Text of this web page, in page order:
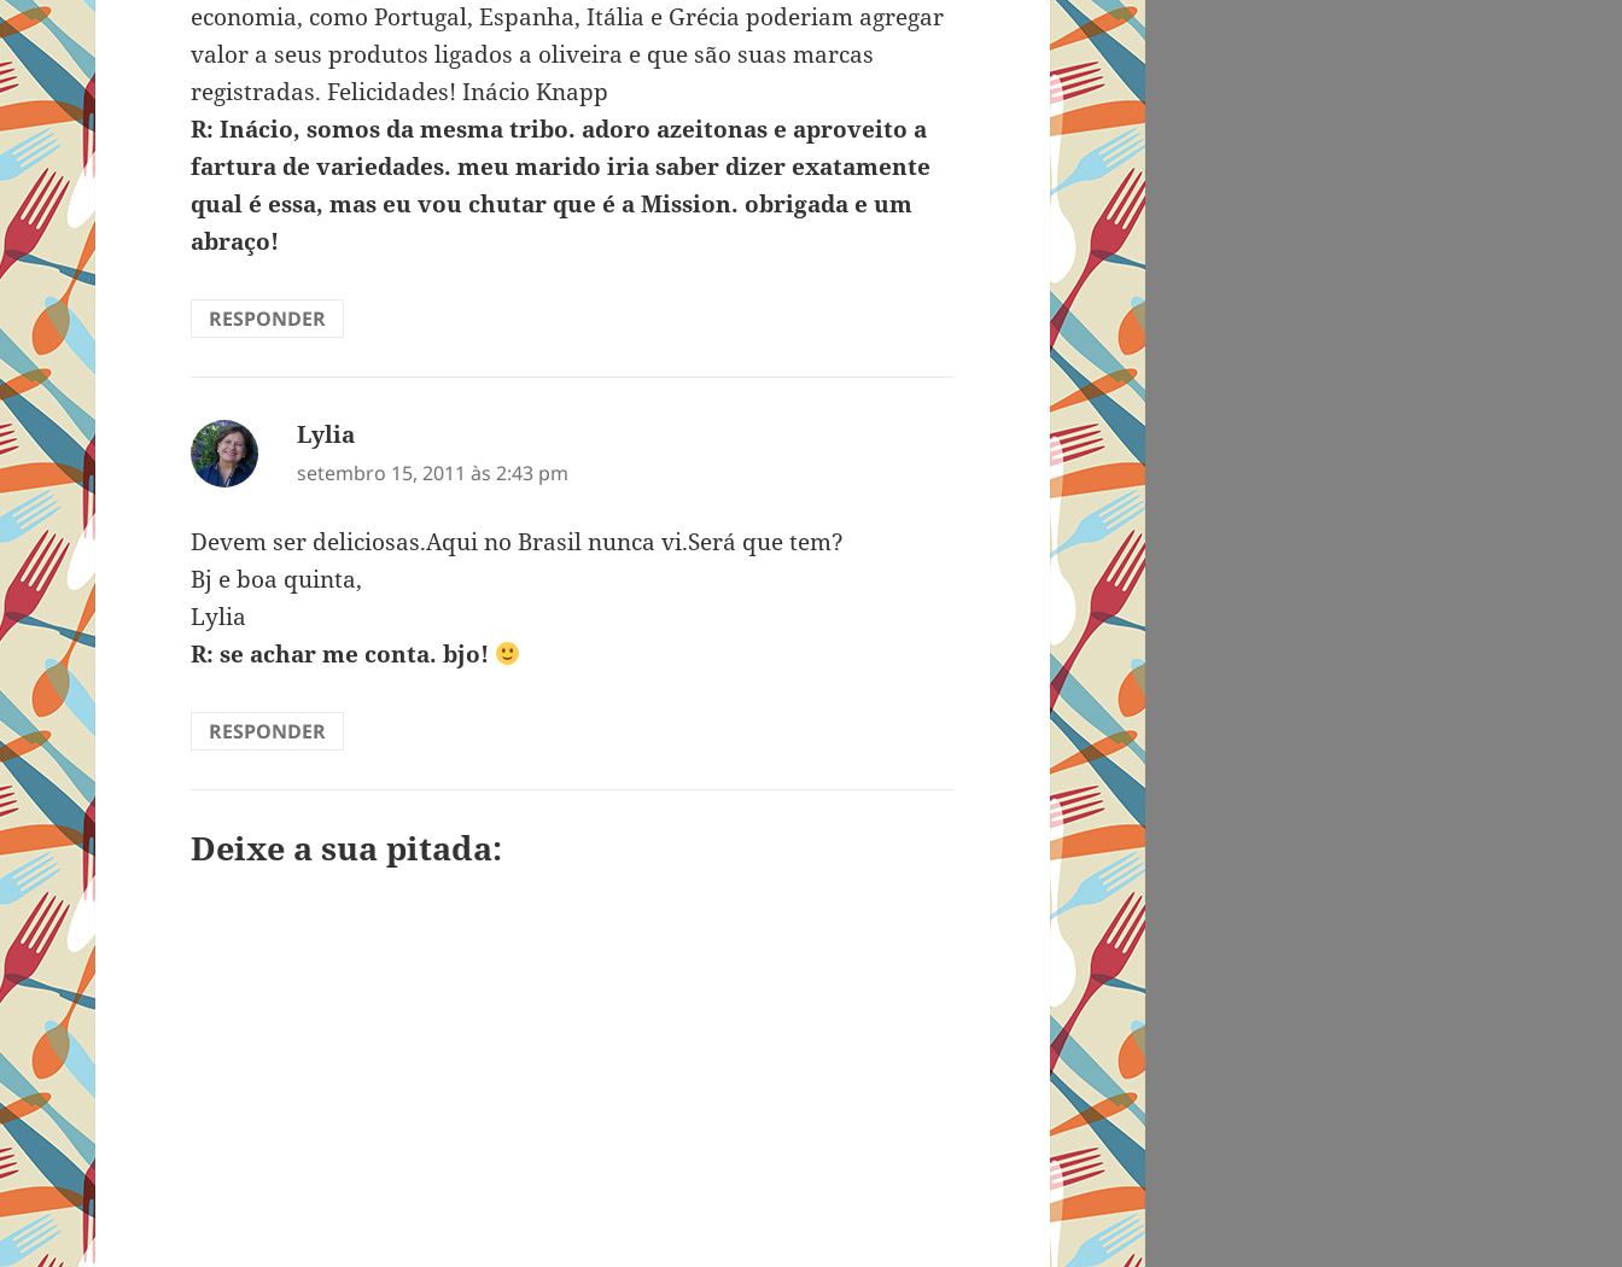
economia, como Portugal, Espanha, Itália e Grécia poderiam agregar
valor a seus produtos ligados a oliveira e que são suas marcas
registradas. Felicidades! Inácio Knapp
R: Inácio, somos da mesma tribo. adoro azeitonas e aproveito a
fartura de variedades. meu marido iria saber dizer exatamente
qual é essa, mas eu vou chutar que é a Mission. obrigada e um
abraço!
RESPONDER
Lylia
setembro 15, 2011 às 2:43 pm
Devem ser deliciosas.Aqui no Brasil nunca vi.Será que tem?
Bj e boa quinta,
Lylia
R: se achar me conta. bjo!
RESPONDER
Deixe a sua pitada: